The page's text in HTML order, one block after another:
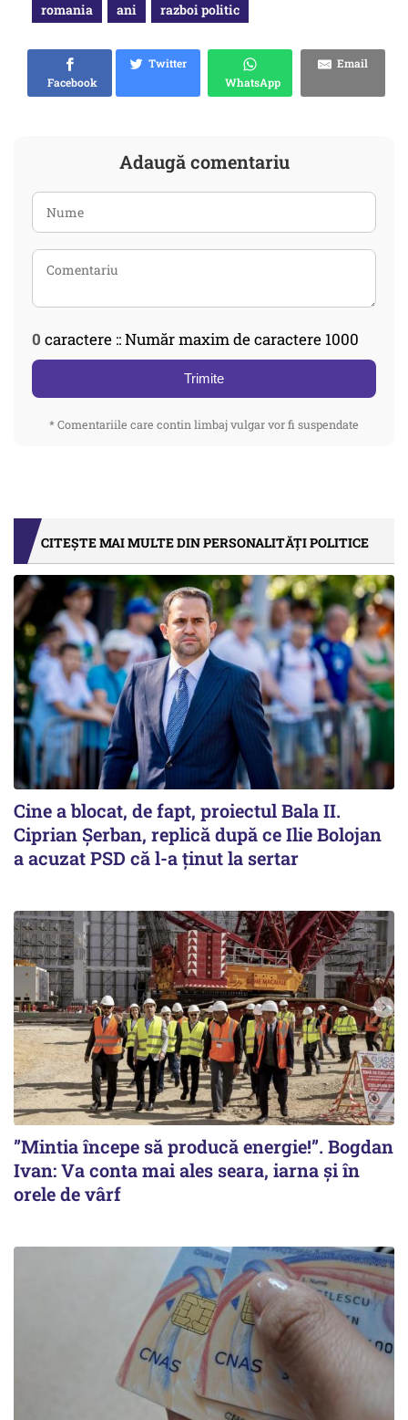
romania ani razboi politic
Facebook
Twitter
WhatsApp
Email
Adaugă comentariu
0 caractere :: Număr maxim de caractere 1000
Trimite
* Comentariile care contin limbaj vulgar vor fi suspendate
CITEȘTE MAI MULTE DIN PERSONALITĂȚI POLITICE
Cine a blocat, de fapt, proiectul Bala II.
Ciprian Șerban, replică după ce Ilie Bolojan
a acuzat PSD că l-a ținut la sertar
”Mintia începe să producă energie!”. Bogdan
Ivan: Va conta mai ales seara, iarna și în
orele de vârf